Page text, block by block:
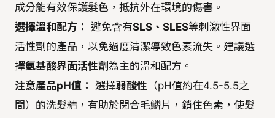
成分能有效保護髮色，抵抗外在環境的傷害。
選擇溫和配方：
避免含有SLS、SLES等刺激性界面
活性劑的產品，以免過度清潔導致色素流失。建議選
擇氨基酸界面活性劑為主的溫和配方。
注意產品pH值：
選擇弱酸性 （pH值約在4.5-5.5之
間）的洗髮精，有助於閉合毛鱗片，鎖住色素，使髮